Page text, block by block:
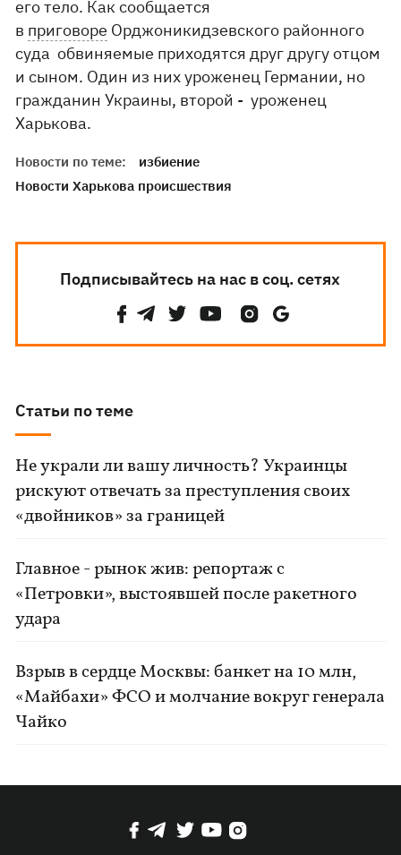
его тело. Как сообщается
в приговоре Орджоникидзевского районного
суда обвиняемые приходятся друг другу отцом
и сыном. Один из них уроженец Германии, но
гражданин Украины, второй - уроженец
Харькова.
Новости по теме:
избиение
Новости Харькова происшествия
Подписывайтесь на нас в соц. сетях
Статьи по теме
Не украли ли вашу личность? Украинцы
рискуют отвечать за преступления своих
«двойников» за границей
Главное - рынок жив: репортаж с
«Петровки», выстоявшей после ракетного
удара
Взрыв в сердце Москвы: банкет на 10 млн,
«Майбахи» ФСО и молчание вокруг генерала
Чайко